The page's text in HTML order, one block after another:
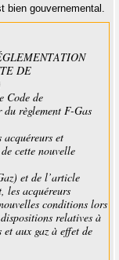
gouvernemental.
DE
Code de
règlement F-Gas
acquéreurs et
cette nouvelle
et de l’article
les acquéreurs
conditions lors
relatives à
aux gaz à effet de